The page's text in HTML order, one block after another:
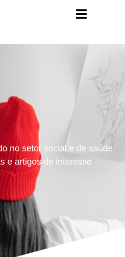
no setor social e de saúde
e artigos de interesse